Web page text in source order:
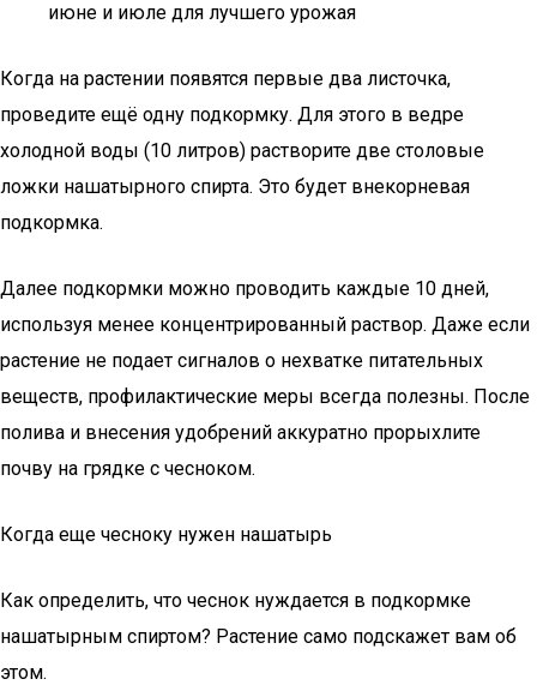
июне и июле для лучшего урожая
Когда на растении появятся первые два листочка,
проведите ещё одну подкормку. Для этого в ведре
холодной воды (10 литров) растворите две столовые
ложки нашатырного спирта. Это будет внекорневая
подкормка.
Далее подкормки можно проводить каждые 10 дней,
используя менее концентрированный раствор. Даже если
растение не подает сигналов о нехватке питательных
веществ, профилактические меры всегда полезны. После
полива и внесения удобрений аккуратно прорыхлите
почву на грядке с чесноком.
Когда еще чесноку нужен нашатырь
Как определить, что чеснок нуждается в подкормке
нашатырным спиртом? Растение само подскажет вам об
этом.